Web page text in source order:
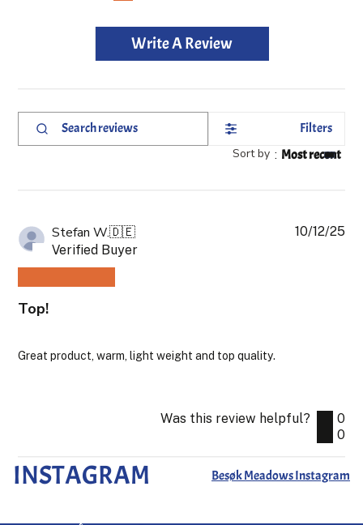
Write A Review
Search
Filters
Sort by : Most recent
Stefan W.🇩🇪
Verified Buyer
Top!
Great product, warm, light weight and top quality.
10/12/25
Was this review helpful?
0
0
INSTAGRAM Besøk Meadows Instagram